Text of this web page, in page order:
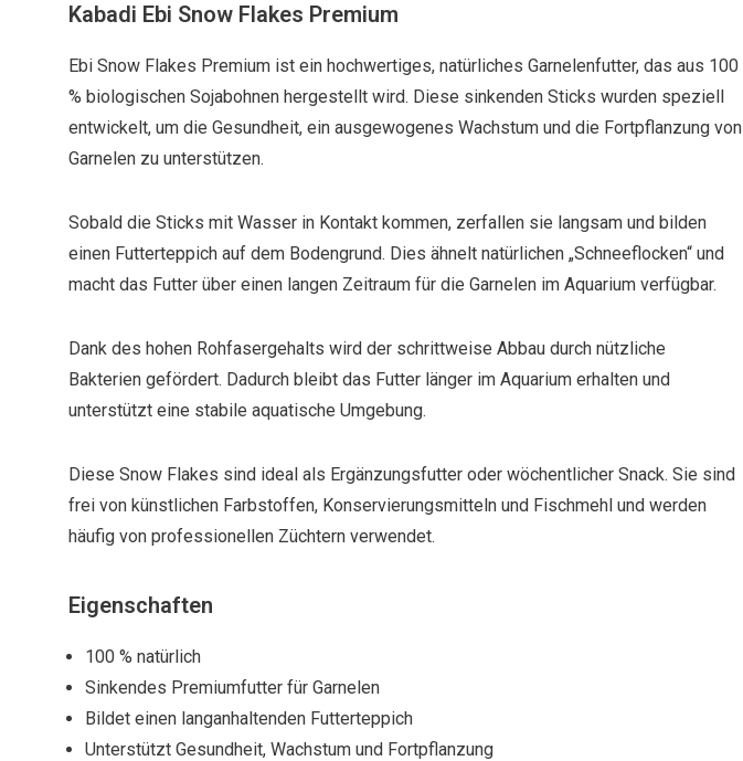
Kabadi Ebi Snow Flakes Premium
Ebi Snow Flakes Premium ist ein hochwertiges, natürliches Garnelenfutter, das aus 100
% biologischen Sojabohnen hergestellt wird. Diese sinkenden Sticks wurden speziell
entwickelt, um die Gesundheit, ein ausgewogenes Wachstum und die Fortpflanzung von
Garnelen zu unterstützen.
Sobald die Sticks mit Wasser in Kontakt kommen, zerfallen sie langsam und bilden
einen Futterteppich auf dem Bodengrund. Dies ähnelt natürlichen „Schneeflocken“ und
macht das Futter über einen langen Zeitraum für die Garnelen im Aquarium verfügbar.
Dank des hohen Rohfasergehalts wird der schrittweise Abbau durch nützliche
Bakterien gefördert. Dadurch bleibt das Futter länger im Aquarium erhalten und
unterstützt eine stabile aquatische Umgebung.
Diese Snow Flakes sind ideal als Ergänzungsfutter oder wöchentlicher Snack. Sie sind
frei von künstlichen Farbstoffen, Konservierungsmitteln und Fischmehl und werden
häufig von professionellen Züchtern verwendet.
Eigenschaften
100 % natürlich
Sinkendes Premiumfutter für Garnelen
Bildet einen langanhaltenden Futterteppich
Unterstützt Gesundheit, Wachstum und Fortpflanzung